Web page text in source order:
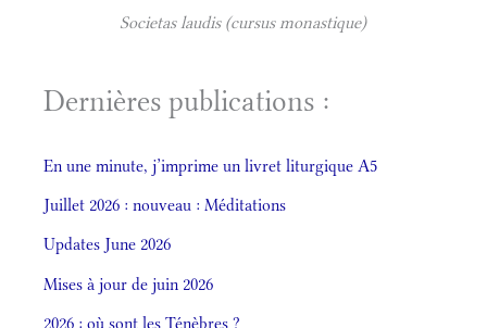
Societas laudis (cursus monastique)
Dernières publications :
En une minute, j’imprime un livret liturgique A5
Juillet 2026 : nouveau : Méditations
Updates June 2026
Mises à jour de juin 2026
2026 : où sont les Ténèbres ?